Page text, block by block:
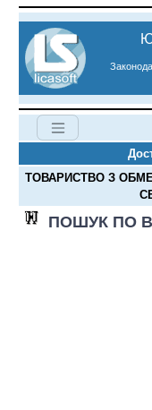
ТОВАРИСТВО З
ПОШУК ПО